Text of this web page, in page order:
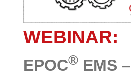
WEBINAR:
EPOC®EMS –